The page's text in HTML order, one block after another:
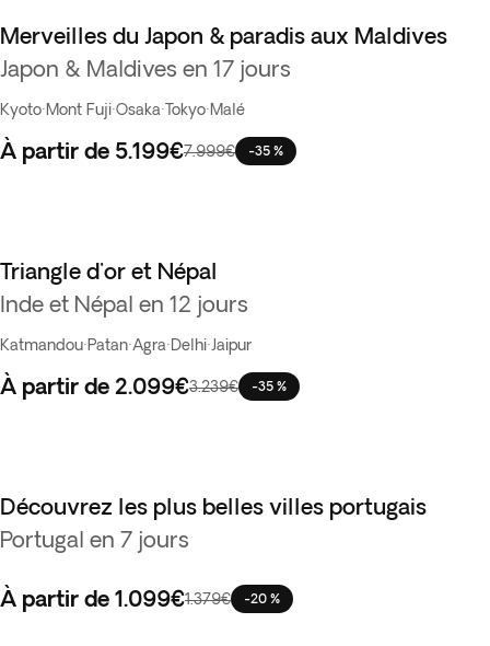
Merveilles du Japon & paradis aux Maldives
Japon & Maldives en 17 jours
Kyoto·Mont Fuji·Osaka·Tokyo·Malé
À partir de 5.199€7.999€ -35 %
Triangle d'or et Népal
Inde et Népal en 12 jours
Katmandou·Patan·Agra·Delhi·Jaipur
À partir de 2.099€3.239€ -35 %
Découvrez les plus belles villes portugais
Portugal en 7 jours
À partir de 1.099€1.379€ -20 %